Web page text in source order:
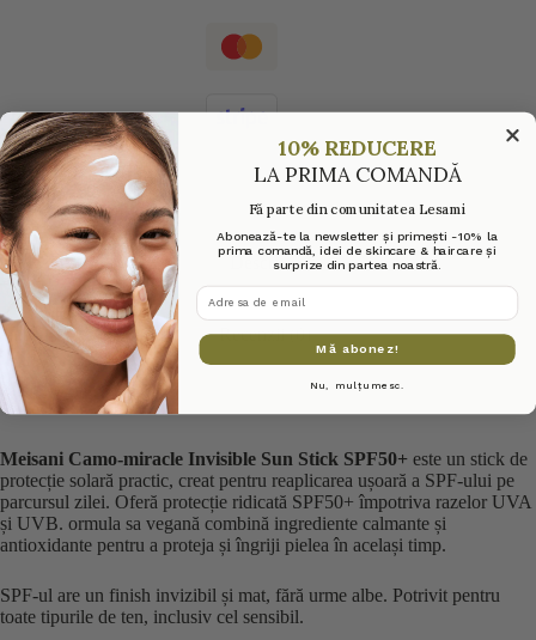
Descriere
Recenzii (0)
Meisani Camo-miracle Invisible Sun Stick SPF50+ este un stick de
protecție solară practic, creat pentru reaplicarea ușoară a SPF-ului pe
parcursul zilei. Oferă protecție ridicată SPF50+ împotriva razelor UVA
și UVB. ormula sa vegană combină ingrediente calmante și
antioxidante pentru a proteja și îngriji pielea în același timp.
SPF-ul are un finish invizibil și mat, fără urme albe. Potrivit pentru
toate tipurile de ten, inclusiv cel sensibil.
10% REDUCERE
LA PRIMA COMANDĂ
Fă parte din comunitatea Lesami
Abonează-te la newsletter și primești -10% la
prima comandă, idei de skincare & haircare și
surprize din partea noastră.
adresa de email
Mă abonez!
Nu, mulțumesc.